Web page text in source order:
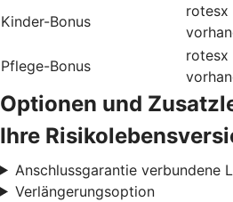
Kinder-Bonus
rotesx
Pflege-Bonus
rotesx
Optionen und
Ihre
Anschlussgarantie verbundene
Verlängerungsoption